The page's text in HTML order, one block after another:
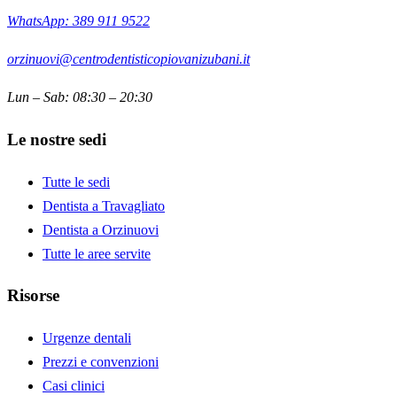
WhatsApp: 389 911 9522
orzinuovi@centrodentisticopiovanizubani.it
Lun – Sab: 08:30 – 20:30
Le nostre sedi
Tutte le sedi
Dentista a Travagliato
Dentista a Orzinuovi
Tutte le aree servite
Risorse
Urgenze dentali
Prezzi e convenzioni
Casi clinici